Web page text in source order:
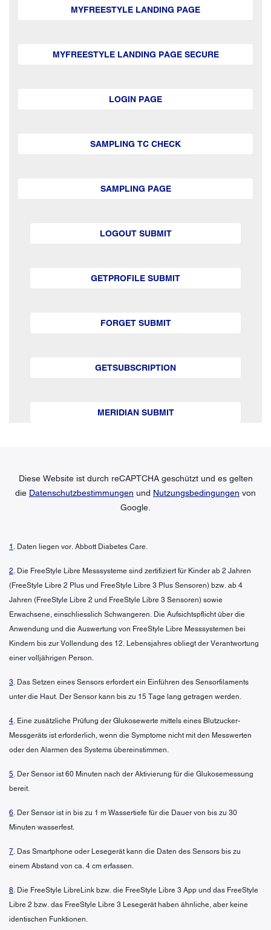
MYFREESTYLE LANDING PAGE
MYFREESTYLE LANDING PAGE SECURE
LOGIN PAGE
SAMPLING TC CHECK
SAMPLING PAGE
LOGOUT SUBMIT
GETPROFILE SUBMIT
FORGET SUBMIT
GETSUBSCRIPTION
MERIDIAN SUBMIT
Diese Website ist durch reCAPTCHA geschützt und es gelten
die Datenschutzbestimmungen und Nutzungsbedingungen von
Google.
1 . Daten liegen vor. Abbott Diabetes Care.
2. Die FreeStyle Libre Messsysteme sind zertifiziert für Kinder ab 2 Jahren
(FreeStyle Libre 2 Plus und FreeStyle Libre 3 Plus Sensoren) bzw. ab 4
Jahren (FreeStyle Libre 2 und FreeStyle Libre 3 Sensoren) sowie
Erwachsene, einschliesslich Schwangeren. Die Aufsichtspflicht über die
Anwendung und die Auswertung von FreeStyle Libre Messsystemen bei
Kindern bis zur Vollendung des 12. Lebensjahres obliegt der Verantwortung
einer volljährigen Person.
3. Das Setzen eines Sensors erfordert ein Einführen des Sensorfilaments
unter die Haut. Der Sensor kann bis zu 15 Tage lang getragen werden.
4. Eine zusätzliche Prüfung der Glukosewerte mittels eines Blutzucker-
Messgeräts ist erforderlich, wenn die Symptome nicht mit den Messwerten
oder den Alarmen des Systems übereinstimmen.
5. Der Sensor ist 60 Minuten nach der Aktivierung für die Glukosemessung
bereit.
6. Der Sensor ist in bis zu 1 m Wassertiefe für die Dauer von bis zu 30
Minuten wasserfest.
7. Das Smartphone oder Lesegerät kann die Daten des Sensors bis zu
einem Abstand von ca. 4 cm erfassen.
8. Die FreeStyle LibreLink bzw. die FreeStyle Libre 3 App und das FreeStyle
Libre 2 bzw. das FreeStyle Libre 3 Lesegerät haben ähnliche, aber keine
identischen Funktionen.